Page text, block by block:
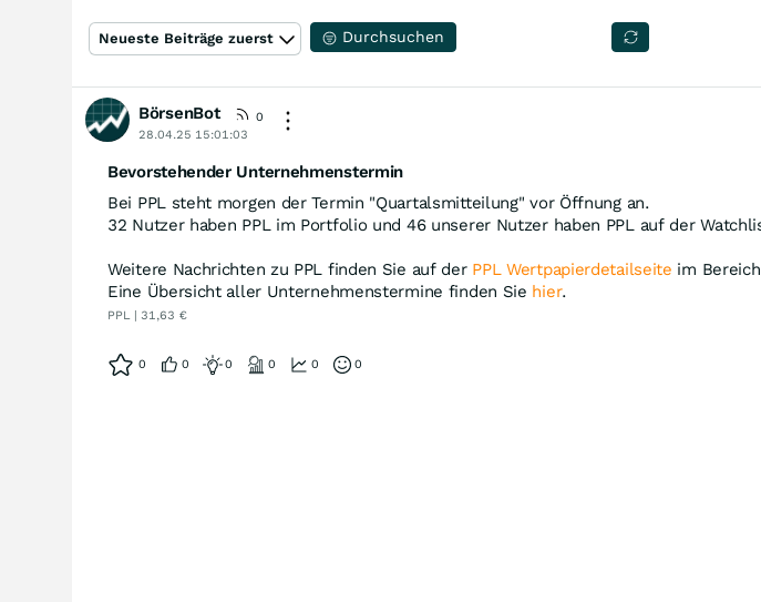
Neueste Beiträge zuerst Durchsuchen
BörsenBot
0
28.04.25 15:01:03
Bevorstehender Unternehmenstermin
Bei PPL steht morgen der Termin "Quartalsmitteilung" vor Öffnung an.
32 Nutzer haben PPL im Portfolio und 46 unserer Nutzer haben PPL auf der
Weitere Nachrichten zu PPL finden Sie auf der PPL Wertpapierdetailseite im
Eine Übersicht aller Unternehmenstermine finden Sie hier.
PPL | 31,63 €
0 0 0 0 0 0